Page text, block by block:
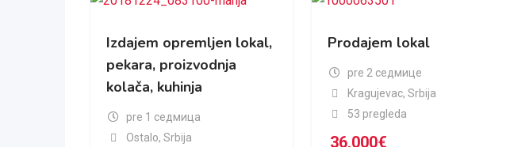
Izdajem opremljen lokal,
pekara, proizvodnja
kolača, kuhinja
pre 1 седмица
Ostalo, Srbija
Prodajem lokal
pre 2 седмице
Kragujevac, Srbija
53 pregleda
36,000€